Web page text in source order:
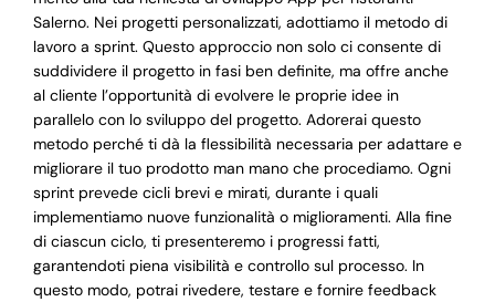
Salerno. Nei progetti personalizzati, adottiamo il metodo di
lavoro a sprint. Questo approccio non solo ci consente di
suddividere il progetto in fasi ben definite, ma offre anche
al cliente l’opportunità di evolvere le proprie idee in
parallelo con lo sviluppo del progetto. Adorerai questo
metodo perché ti dà la flessibilità necessaria per adattare e
migliorare il tuo prodotto man mano che procediamo. Ogni
sprint prevede cicli brevi e mirati, durante i quali
implementiamo nuove funzionalità o miglioramenti. Alla fine
di ciascun ciclo, ti presenteremo i progressi fatti,
garantendoti piena visibilità e controllo sul processo. In
questo modo, potrai rivedere, testare e fornire feedback